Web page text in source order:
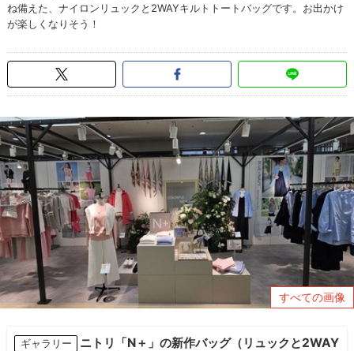
ね備えた、ナイロンリュックと2WAYキルトトートバッグです。お出かけ
が楽しくなりそう！
すべての画像
ギャラリー
ニトリ「N＋」の新作バッグ（リュックと2WAY